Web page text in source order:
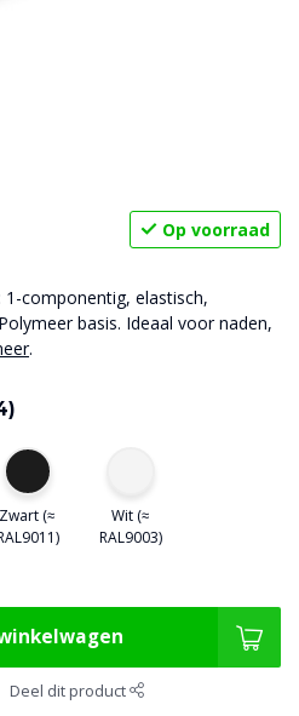
Op voorraad
componentig, elastisch,
basis. Ideaal voor naden,
.
Zwart (≈
Wit (≈
RAL9003)
Deel dit product